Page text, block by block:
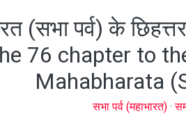
(सभा पर्व) के
76 chapter to
Mahabharata
सभा पर्व (महाभारत) ·